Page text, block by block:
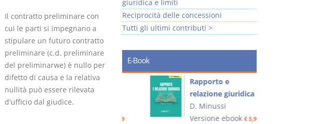
Il contratto preliminare con
cui le parti si impegnano a
stipulare un futuro contratto
preliminare (c.d. preliminare
del preliminarwe) è nullo per
difetto di causa e la relativa
nullità può essere rilevata
d'ufficio dal giudice.
giuridica e limiti
Reciprocità delle concessioni
Tutti gli ultimi contributi >
E-Book
Prescrizione e
decadenza
D. Minussi
Rapporto e
relazione giuridica
D. Minussi
Versione ebook€ 5,99